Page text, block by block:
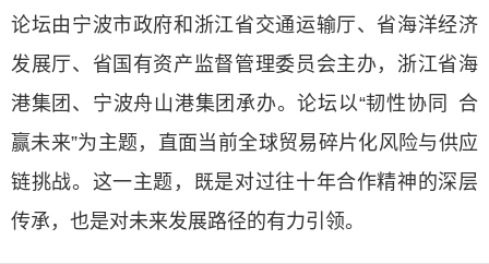
论坛由宁波市政府和浙江省交通运输厅、省海洋经济
发展厅、省国有资产监督管理委员会主办，浙江省海
港集团、宁波舟山港集团承办。论坛以“韧性协同 合
赢未来”为主题，直面当前全球贸易碎片化风险与供应
链挑战。这一主题，既是对过往十年合作精神的深层
传承，也是对未来发展路径的有力引领。